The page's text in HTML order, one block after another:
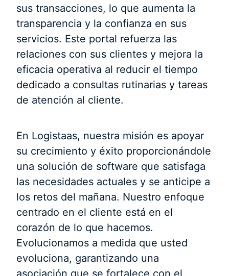
sus transacciones, lo que aumenta la
transparencia y la confianza en sus
servicios. Este portal refuerza las
relaciones con sus clientes y mejora la
eficacia operativa al reducir el tiempo
dedicado a consultas rutinarias y tareas
de atención al cliente.
En Logistaas, nuestra misión es apoyar
su crecimiento y éxito proporcionándole
una solución de software que satisfaga
las necesidades actuales y se anticipe a
los retos del mañana. Nuestro enfoque
centrado en el cliente está en el
corazón de lo que hacemos.
Evolucionamos a medida que usted
evoluciona, garantizando una
asociación que se fortalece con el